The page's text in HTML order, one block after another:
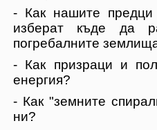
- Как нашите предци
изберат къде да
погребалните
- Как призраци и
енергия?
- Как "земните
ни?